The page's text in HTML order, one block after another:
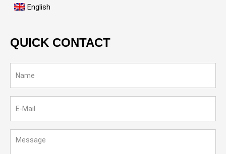
English
QUICK CONTACT